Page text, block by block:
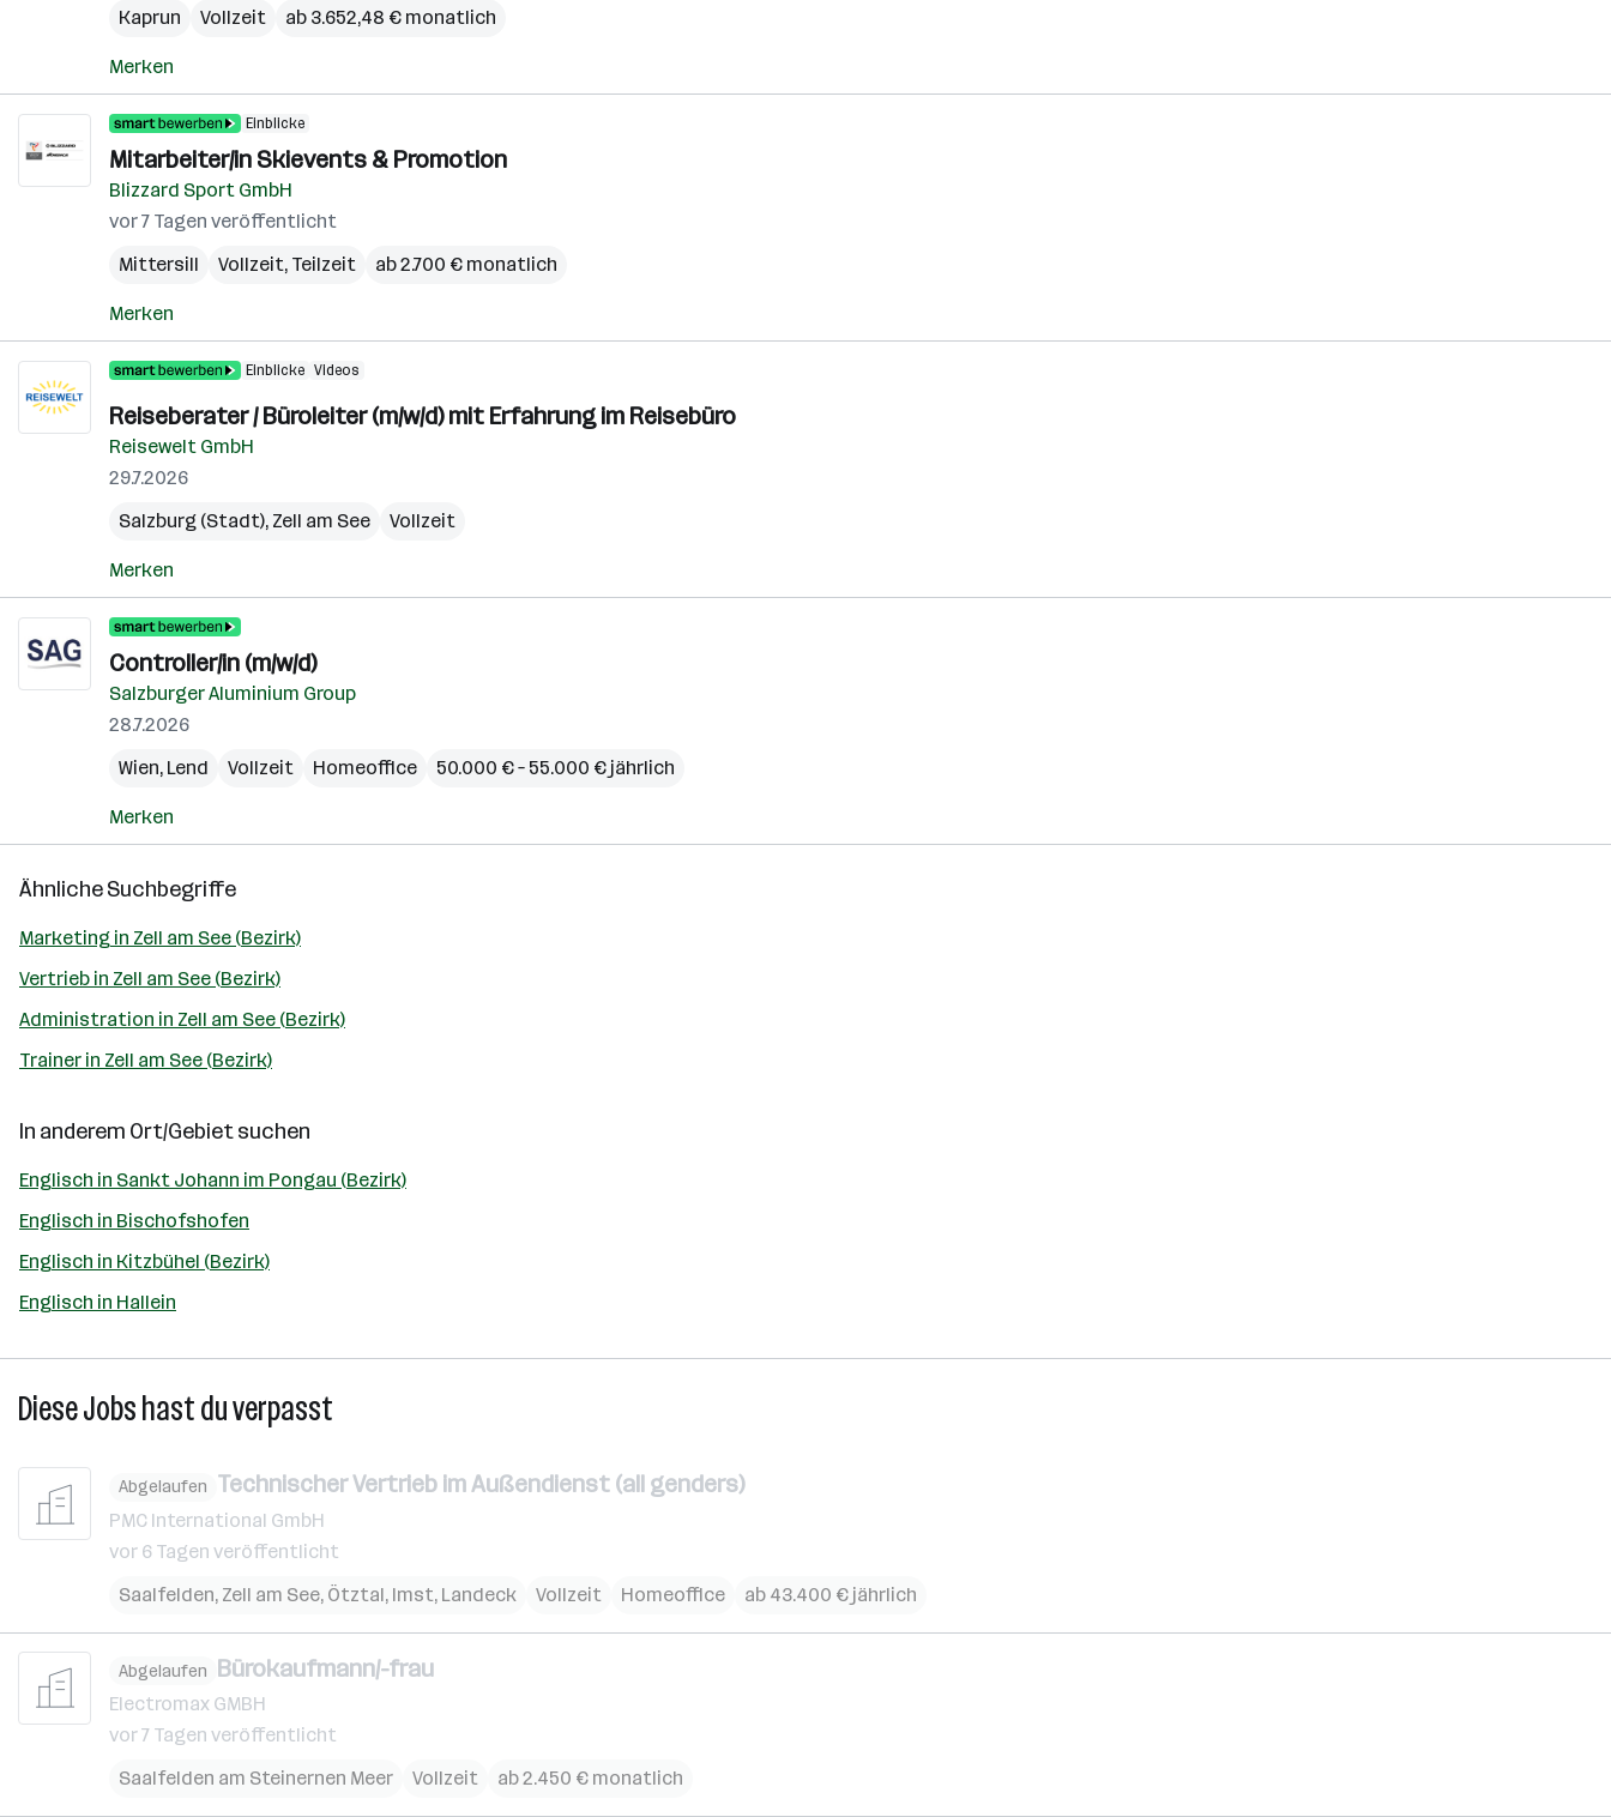
Kaprun
Vollzeit ab 3.652,48 € monatlich
Merken
Einblicke
Mitarbeiter/in Skievents & Promotion
Blizzard Sport GmbH
vor 7 Tagen veröffentlicht
Mittersill
Vollzeit, Teilzeit ab 2.700 € monatlich
Merken
Einblicke Videos
Reiseberater / Büroleiter (m/w/d) mit Erfahrung im Reisebüro
Reisewelt GmbH
29.7.2026
Salzburg (Stadt), Zell am See Vollzeit
Merken
Controller/in (m/w/d)
Salzburger Aluminium Group
28.7.2026
Wien, Lend Vollzeit Homeoffice 50.000 € – 55.000 € jährlich
Merken
Ähnliche Suchbegriffe
Marketing in Zell am See (Bezirk)
Vertrieb in Zell am See (Bezirk)
Administration in Zell am See (Bezirk)
Trainer in Zell am See (Bezirk)
In anderem Ort/Gebiet suchen
Englisch in Sankt Johann im Pongau (Bezirk)
Englisch in Bischofshofen
Englisch in Kitzbühel (Bezirk)
Englisch in Hallein
Diese Jobs hast du verpasst
Abgelaufen Technischer Vertrieb im Außendienst (all genders)
PMC International GmbH
vor 6 Tagen veröffentlicht
Saalfelden, Zell am See, Ötztal, Imst, Landeck Vollzeit Homeoffice ab 43.400 € jährlich
Abgelaufen Bürokaufmann/-frau
Electromax GMBH
vor 7 Tagen veröffentlicht
Saalfelden am Steinernen Meer
Vollzeit ab 2.450 € monatlich